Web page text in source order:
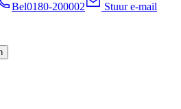
Bel0180-200002 Stuur e-mail